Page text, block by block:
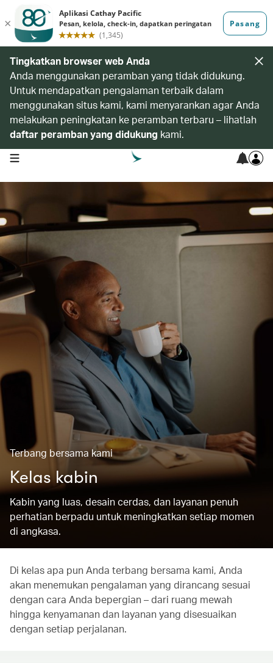
Tingkatkan browser web Anda
Anda menggunakan peramban yang tidak didukung.
Untuk mendapatkan pengalaman terbaik dalam
menggunakan situs kami, kami menyarankan agar Anda
melakukan peningkatan ke peramban terbaru – lihatlah
daftar peramban yang didukung kami.
open navigation menu
Terbang bersama kami
Kelas kabin
Kabin yang luas, desain cerdas, dan layanan penuh
perhatian berpadu untuk meningkatkan setiap momen
di angkasa.
Di kelas apa pun Anda terbang bersama kami, Anda
akan menemukan pengalaman yang dirancang sesuai
dengan cara Anda bepergian – dari ruang mewah
hingga kenyamanan dan layanan yang disesuaikan
dengan setiap perjalanan.